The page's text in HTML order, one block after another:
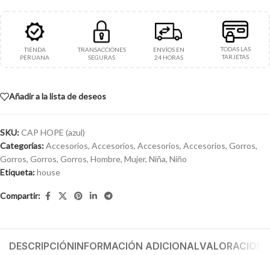
TIENDA
PERUANA
TRANSACCIONES
SEGURAS
ENVÍOS EN
24 HORAS
TODAS LAS
TARJETAS
Añadir a la lista de deseos
SKU:CAP HOPE (azul)
Categorías:Accesorios, Accesorios, Accesorios, Accesorios, Gorros,
Gorros, Gorros, Gorros, Hombre, Mujer, Niña, Niño
Etiqueta:house
Compartir:
DESCRIPCIÓNINFORMACIÓN ADICIONAL